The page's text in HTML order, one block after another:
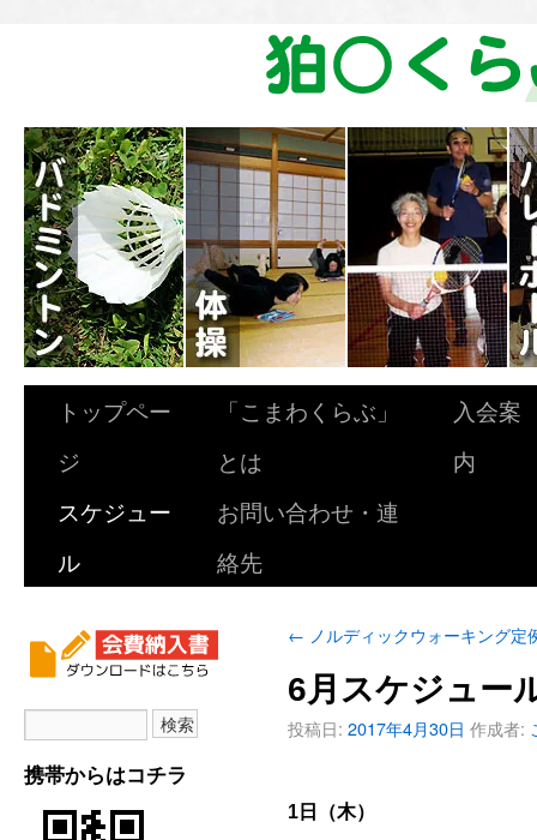
トップペー
ジ
「こまわくらぶ」
とは
入会案
内
スケジュー
ル
お問い合わせ・連
絡先
携帯からはコチラ
← ノルディックウォーキング定
6月スケジュー
投稿日: 2017年4月30日 作成者:
1日（木）